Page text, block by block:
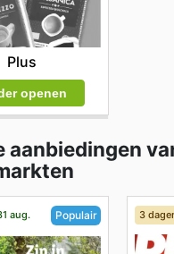
Plus
openen
aanbiedingen
aug. Populair 3